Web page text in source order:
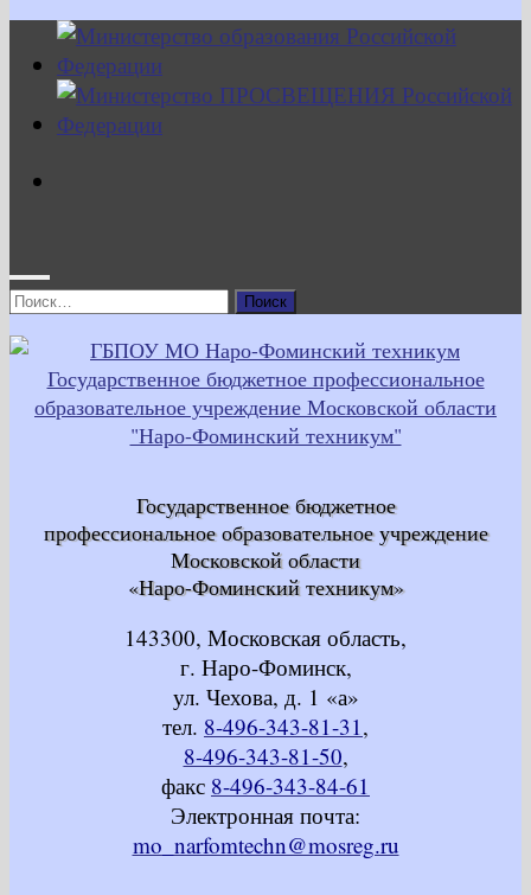
Найти:
Государственное бюджетное
профессиональное образовательное учреждение
Московской области
«Наро-Фоминский техникум»
143300, Московская область,
г. Наро-Фоминск,
ул. Чехова, д. 1 «а»
тел. 8-496-343-81-31 ,
8-496-343-81-50,
факс 8-496-343-84-61
Электронная почта:
mo_narfomtechn@mosreg.ru